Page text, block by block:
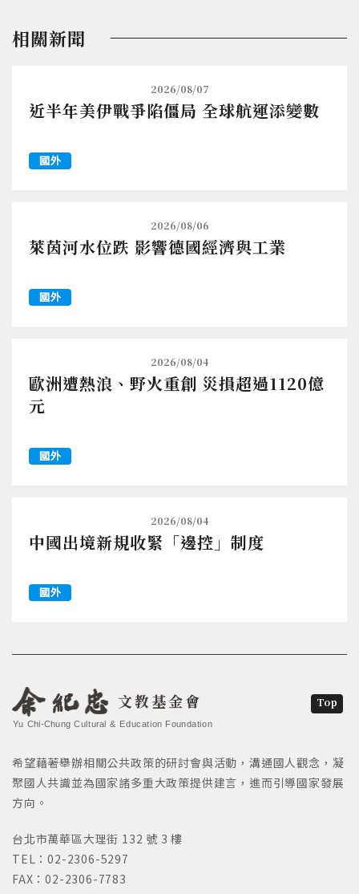
相關新聞
2026/08/07
近半年美伊戰爭陷僵局 全球航運添變數
國外
2026/08/06
萊茵河水位跌 影響德國經濟與工業
國外
2026/08/04
歐洲遭熱浪、野火重創 災損超過1120億
元
國外
2026/08/04
中國出境新規收緊「邊控」制度
國外
文教基金會
Yu Chi-Chung Cultural & Education Foundation
希望藉著舉辦相關公共政策的研討會與活動，溝通國人觀念，凝
聚國人共識並為國家諸多重大政策提供建言，進而引導國家發展
方向。
台北市萬華區大理街 132 號 3 樓
TEL：02-2306-5297
FAX：02-2306-7783
Top